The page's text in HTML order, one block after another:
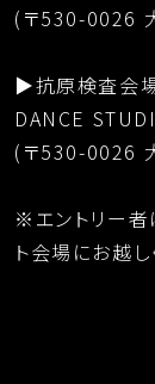
(〒530-0026
▶︎抗原検査会
DANCE
(〒530-0026
※エントリー者
ト会場にお越し